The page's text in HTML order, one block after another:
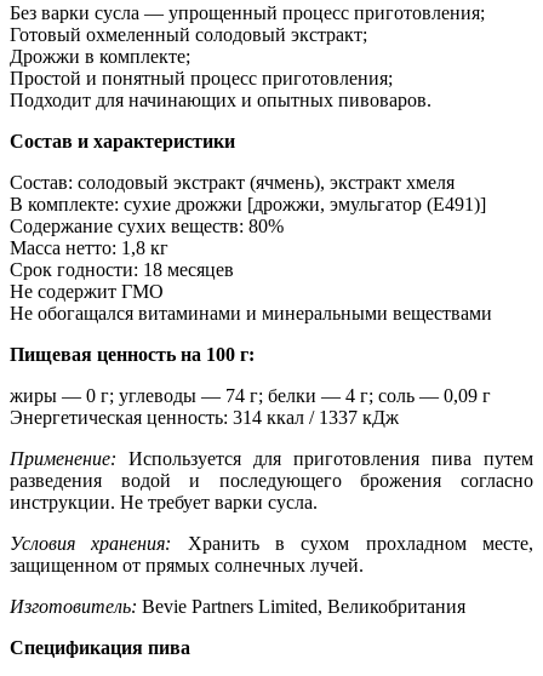
Без варки сусла — упрощенный процесс приготовления;
Готовый охмеленный солодовый экстракт;
Дрожжи в комплекте;
Простой и понятный процесс приготовления;
Подходит для начинающих и опытных пивоваров.
Состав и характеристики
Состав: солодовый экстракт (ячмень), экстракт хмеля
В комплекте: сухие дрожжи [дрожжи, эмульгатор (E491)]
Содержание сухих веществ: 80%
Масса нетто: 1,8 кг
Срок годности: 18 месяцев
Не содержит ГМО
Не обогащался витаминами и минеральными веществами
Пищевая ценность на 100 г:
жиры — 0 г; углеводы — 74 г; белки — 4 г; соль — 0,09 г
Энергетическая ценность: 314 ккал / 1337 кДж
Применение: Используется для приготовления пива путем
разведения водой и последующего брожения согласно
инструкции. Не требует варки сусла.
Условия хранения: Хранить в сухом прохладном месте,
защищенном от прямых солнечных лучей.
Изготовитель: Bevie Partners Limited, Великобритания
Спецификация пива